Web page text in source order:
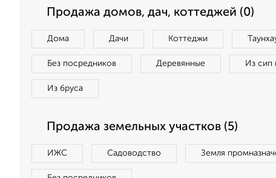
Продажа домов, дач, коттеджей (0)
Дома Дачи Коттеджи
Без посредников Деревянные Из сип
Из бруса
Продажа земельных участков (5)
ИЖС Садоводство Земля